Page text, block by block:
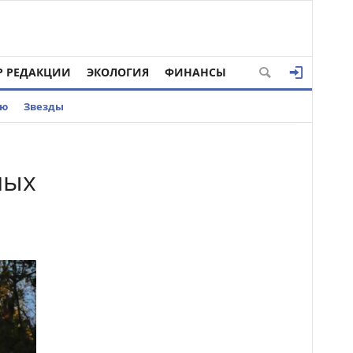
РЕДАКЦИИ ЭКОЛОГИЯ ФИНАНСЫ
Звезды